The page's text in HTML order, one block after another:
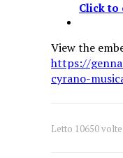
Click to
View the
https://
cyrano-
Letto 10650 volte